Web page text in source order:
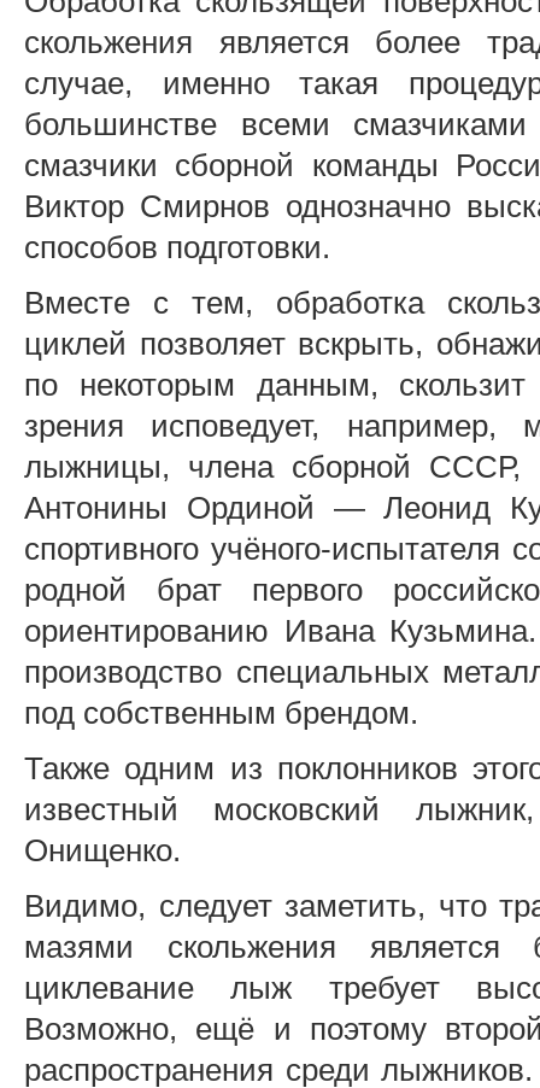
скольжения является более
случае, именно такая
большинстве всеми
смазчики сборной команды
Виктор Смирнов однозначно
способов подготовки.
Вместе с тем, обработка
циклей позволяет вскрыть,
по некоторым данным,
зрения исповедует,
лыжницы, члена сборной СССР,
Антонины Ординой — Леонид
спортивного учёного-испытателя
родной брат первого
ориентированию Ивана
производство специальных
под собственным брендом.
Также одним из поклонников
известный московский
Онищенко.
Видимо, следует заметить, что
мазями скольжения является
циклевание лыж требует
Возможно, ещё и поэтому
распространения среди